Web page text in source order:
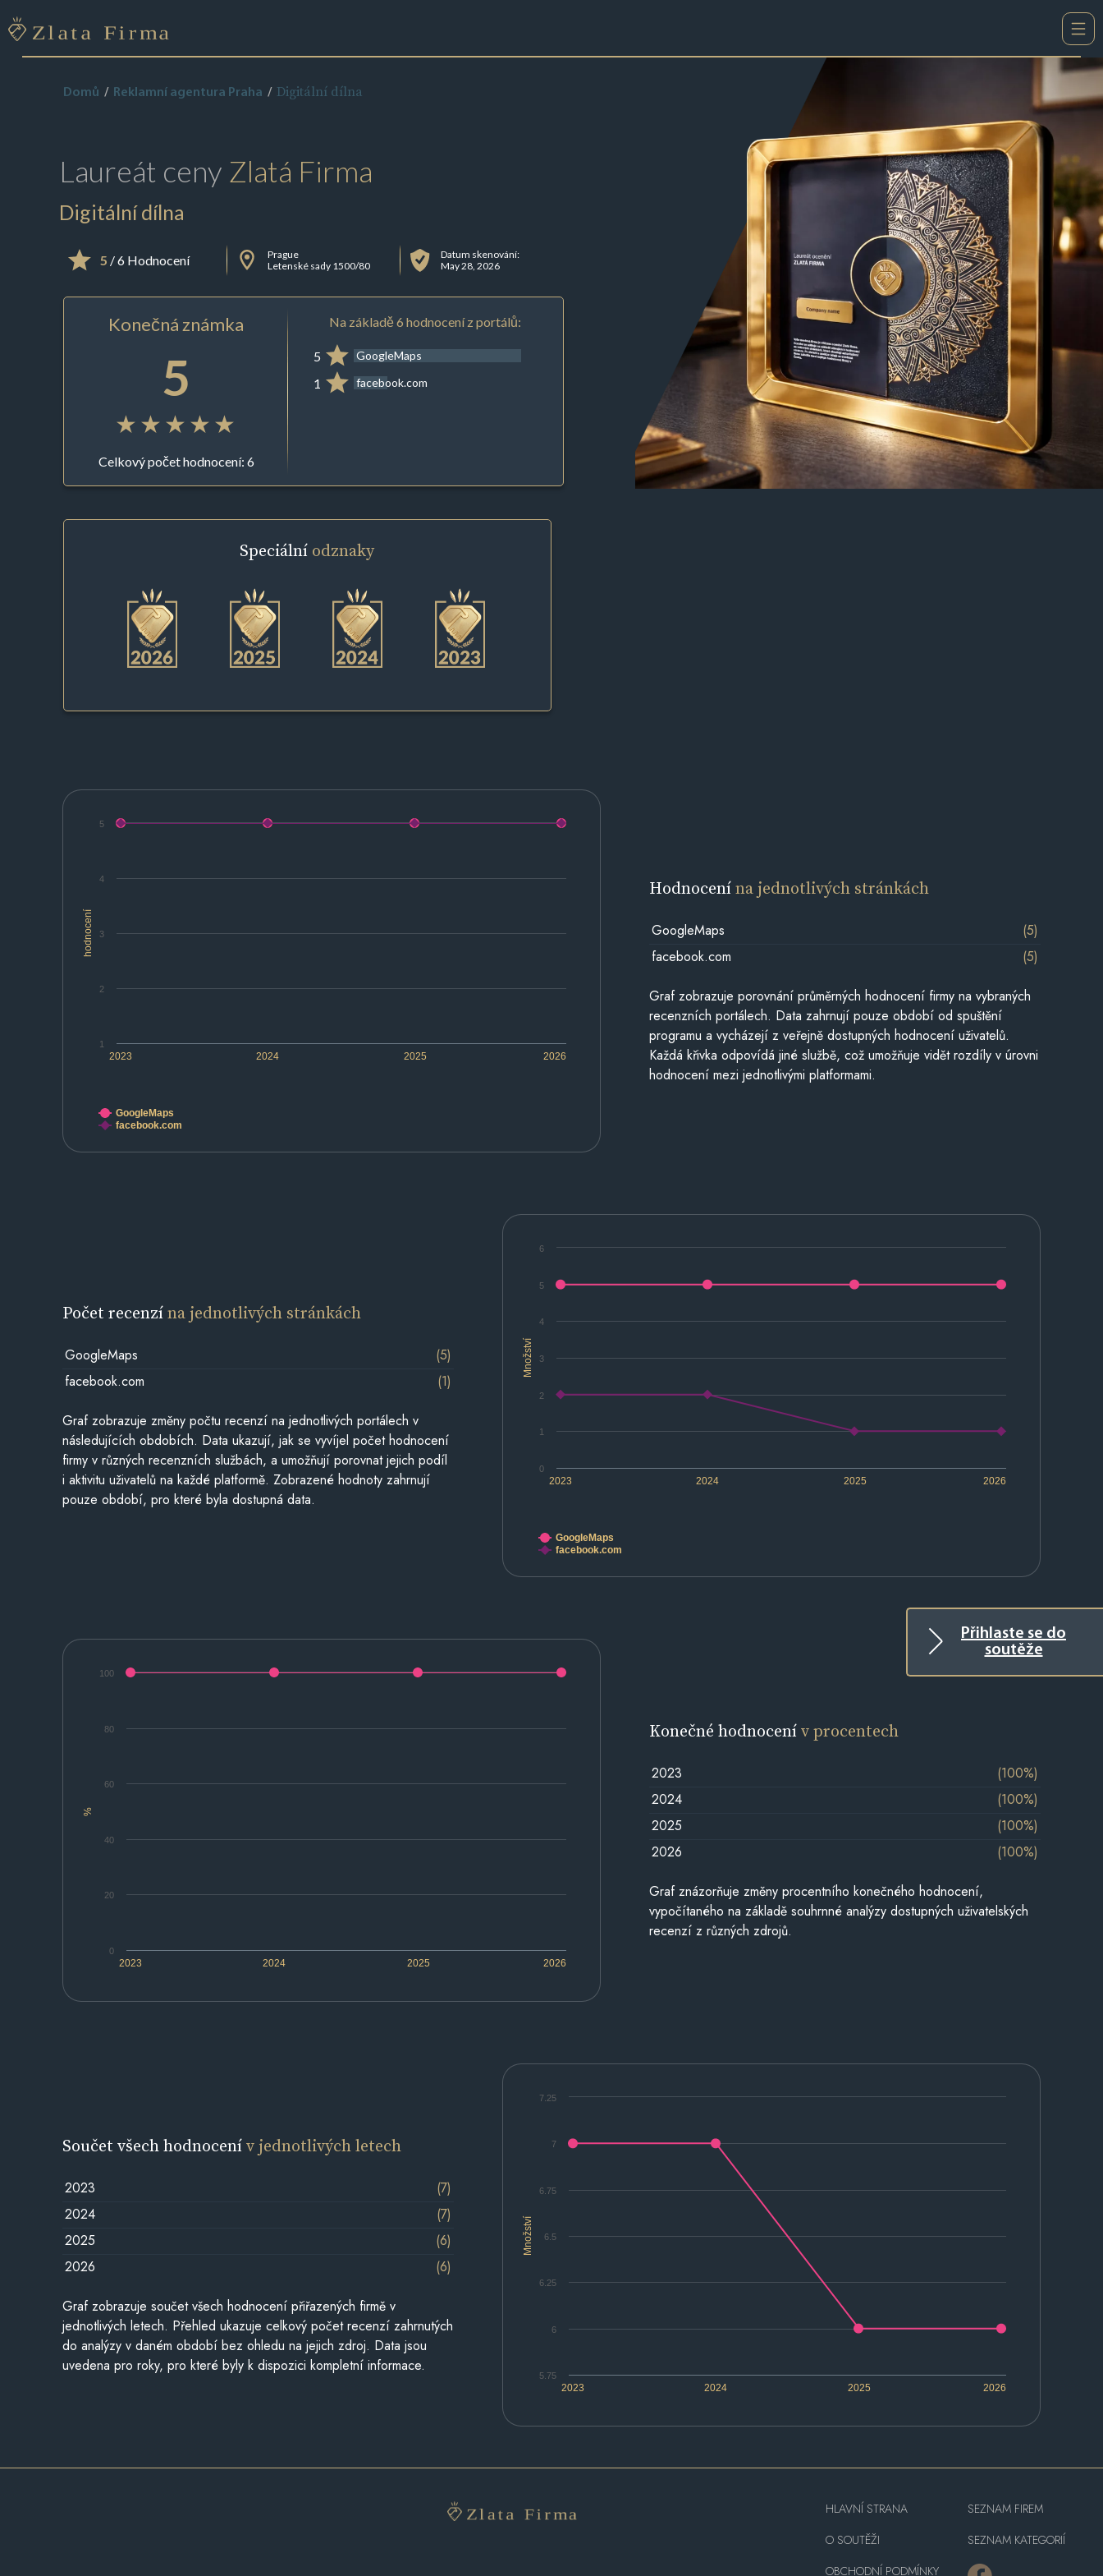
Přihlaste se do
soutěže
Domů Reklamní agentura Praha Digitální dílna
Laureát ceny Zlatá Firma
Digitální dílna
5 / 6 Hodnocení
Prague
Letenské sady 1500/80
Datum skenování:
May 28, 2026
Konečná známka
5
Celkový počet hodnocení: 6
Na základě 6 hodnocení z portálů:
5 GoogleMaps
1 facebook.com
Speciální odznaky
hodnocení
2023 2024 2025 2026
1
2
3
4
5
GoogleMaps
facebook.com
Hodnocenína jednotlivých stránkách
GoogleMaps
(5)
facebook.com
(5)
Graf zobrazuje porovnání průměrných hodnocení firmy na vybraných
recenzních portálech. Data zahrnují pouze období od spuštění
programu a vycházejí z veřejně dostupných hodnocení uživatelů.
Každá křivka odpovídá jiné službě, což umožňuje vidět rozdíly v úrovni
hodnocení mezi jednotlivými platformami.
Množství
2023 2024 2025 2026
0
1
2
3
4
5
6
GoogleMaps
facebook.com
Počet recenzína jednotlivých stránkách
GoogleMaps
(5)
facebook.com
(1)
Graf zobrazuje změny počtu recenzí na jednotlivých portálech v
následujících obdobích. Data ukazují, jak se vyvíjel počet hodnocení
firmy v různých recenzních službách, a umožňují porovnat jejich podíl
i aktivitu uživatelů na každé platformě. Zobrazené hodnoty zahrnují
pouze období, pro které byla dostupná data.
%
2023 2024 2025 2026
0
20
40
60
80
100
Konečné hodnocenív procentech
2023
(100%)
2024
(100%)
2025
(100%)
2026
(100%)
Graf znázorňuje změny procentního konečného hodnocení,
vypočítaného na základě souhrnné analýzy dostupných uživatelských
recenzí z různých zdrojů.
Množství
2023 2024 2025 2026
5.75
6
6.25
6.5
6.75
7
7.25
Součet všech hodnocenív jednotlivých letech
2023
(7)
2024
(7)
2025
(6)
2026
(6)
Graf zobrazuje součet všech hodnocení přiřazených firmě v
jednotlivých letech. Přehled ukazuje celkový počet recenzí zahrnutých
do analýzy v daném období bez ohledu na jejich zdroj. Data jsou
uvedena pro roky, pro které byly k dispozici kompletní informace.
HLAVNÍ STRANA
O SOUTĚŽI
OBCHODNÍ PODMÍNKY
SEZNAM FIREM
SEZNAM KATEGORIÍ